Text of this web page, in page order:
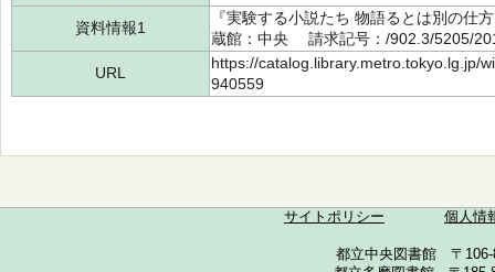
資料情報1
『実験する小説たち 物語るとは別の
蔵館：中央 請求記号：/902.3/5205/
URL
https://catalog.library.metro.tokyo.lg.jp/
940559
サイトポリシー 個人情
都立中央図書館 〒